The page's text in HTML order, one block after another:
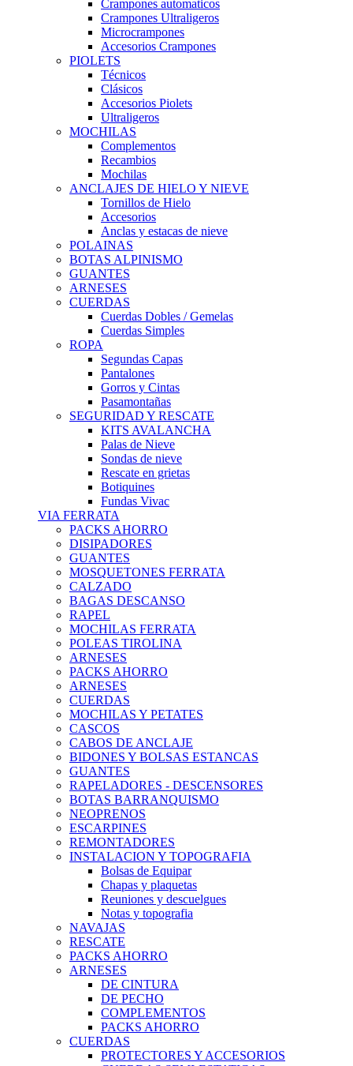
Crampones automaticos
Crampones Ultraligeros
Microcrampones
Accesorios Crampones
PIOLETS
Técnicos
Clásicos
Accesorios Piolets
Ultraligeros
MOCHILAS
Complementos
Recambios
Mochilas
ANCLAJES DE HIELO Y NIEVE
Tornillos de Hielo
Accesorios
Anclas y estacas de nieve
POLAINAS
BOTAS ALPINISMO
GUANTES
ARNESES
CUERDAS
Cuerdas Dobles / Gemelas
Cuerdas Simples
ROPA
Segundas Capas
Pantalones
Gorros y Cintas
Pasamontañas
SEGURIDAD Y RESCATE
KITS AVALANCHA
Palas de Nieve
Sondas de nieve
Rescate en grietas
Botiquines
Fundas Vivac
VIA FERRATA
PACKS AHORRO
DISIPADORES
GUANTES
MOSQUETONES FERRATA
CALZADO
BAGAS DESCANSO
RAPEL
MOCHILAS FERRATA
POLEAS TIROLINA
ARNESES
PACKS AHORRO
ARNESES
CUERDAS
MOCHILAS Y PETATES
CASCOS
CABOS DE ANCLAJE
BIDONES Y BOLSAS ESTANCAS
GUANTES
RAPELADORES - DESCENSORES
BOTAS BARRANQUISMO
NEOPRENOS
ESCARPINES
REMONTADORES
INSTALACION Y TOPOGRAFIA
Bolsas de Equipar
Chapas y plaquetas
Reuniones y descuelgues
Notas y topografia
NAVAJAS
RESCATE
PACKS AHORRO
ARNESES
DE CINTURA
DE PECHO
COMPLEMENTOS
PACKS AHORRO
CUERDAS
PROTECTORES Y ACCESORIOS